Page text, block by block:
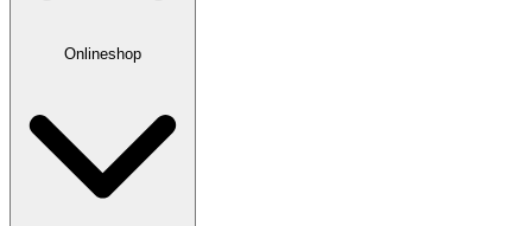
Onlineshop